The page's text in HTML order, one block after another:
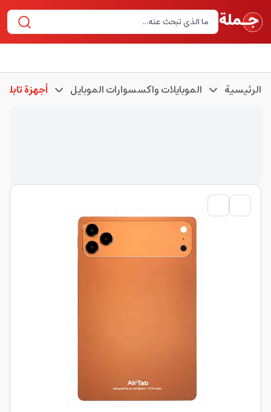
الرئيسية الموبايلات واكسسوارات الموبايل أجهزة تابلت